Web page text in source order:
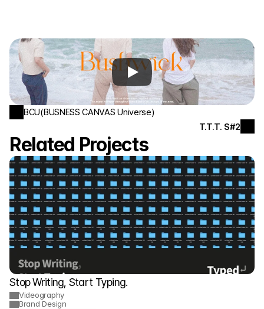
비즈니스캔버스의 자체 콘텐츠 시리즈 CANVAS LIFE
의 두 번째 에피소드
<Bushwick>입니다.
강릉으로 떠난 비즈니스캔버스 마케팅 팀원들의 워케이션을 감성적인 영상
으로 담아 정
리했습니다. 기획, 촬영, 편집 등 영상 제작의 전 과정을 담당했습니다.
Contact Studio
BCU(BUSNESS CANVAS Universe)
T.T.T. S#2
Related Projects
Stop Writing, Start Typing.
Videography
Brand Design